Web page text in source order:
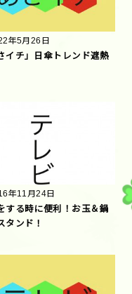
年5月26日
イチ」日傘トレンド遮熱
年11月24日
する時に便利！お玉＆鍋
タンド！